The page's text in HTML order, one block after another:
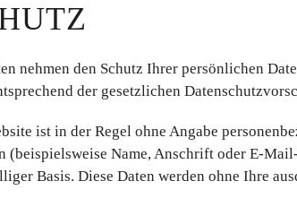
nehmen den Schutz Ihrer persönlichen
der gesetzlichen
ist in der Regel ohne Angabe
(beispielsweise Name, Anschrift oder E-
Basis. Diese Daten werden ohne Ihre